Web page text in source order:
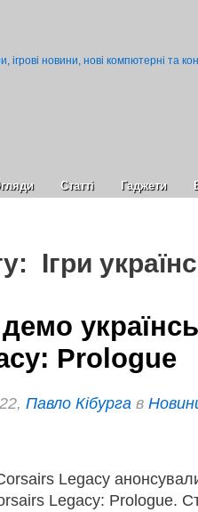
Статті Гаджети
Ігри
Prologue
Павло Кібурга в
Legacy
Legacy: Prologue.